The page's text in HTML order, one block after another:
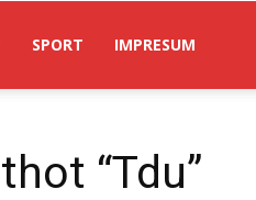
SPORT IMPRESUM
“Tdu”